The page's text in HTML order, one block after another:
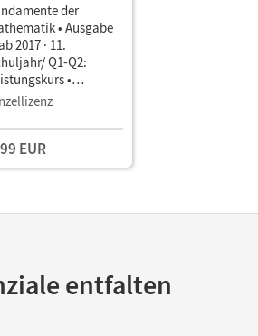
der
• Ausgabe
2017 · 11.
Q1-Q2:
•
als E-Book
EUR
entfalten